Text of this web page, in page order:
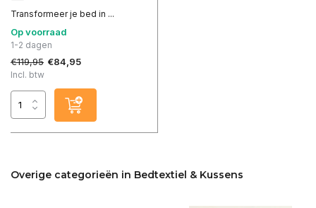
Transformeer je bed in ...
Op voorraad
1-2 dagen
€119,95 €84,95
Incl. btw
Overige categorieën in Bedtextiel & Kussens